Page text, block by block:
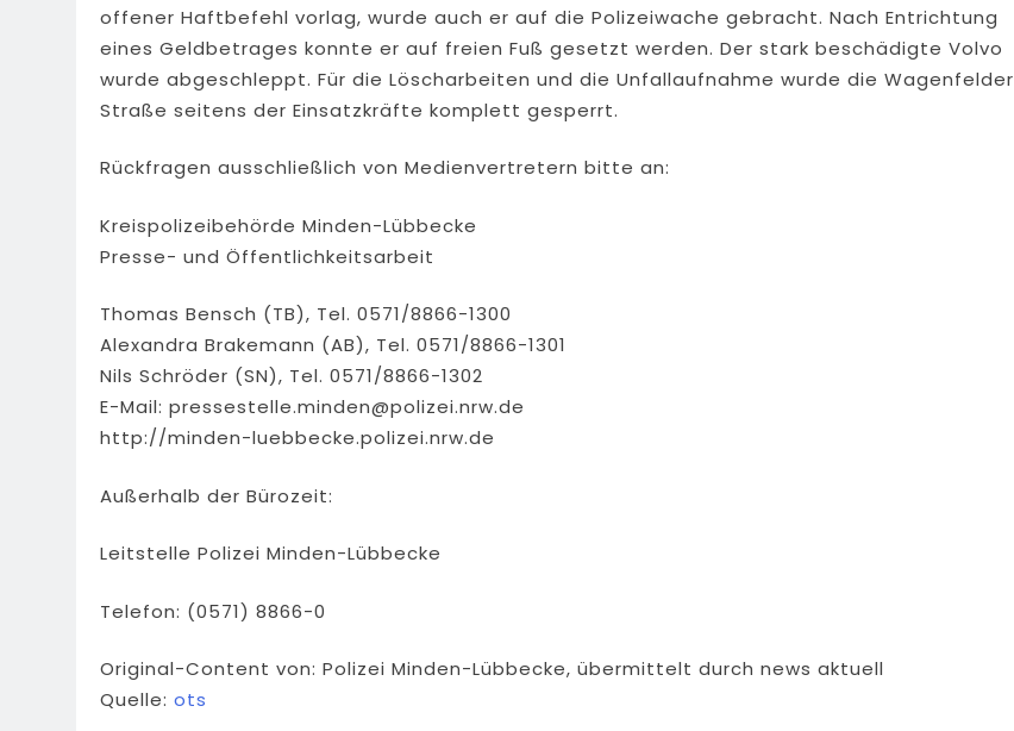
offener Haftbefehl vorlag, wurde auch er auf die Polizeiwache gebracht. Nach Entrichtung
eines Geldbetrages konnte er auf freien Fuß gesetzt werden. Der stark beschädigte Volvo
wurde abgeschleppt. Für die Löscharbeiten und die Unfallaufnahme wurde die Wagenfelder
Straße seitens der Einsatzkräfte komplett gesperrt.
Rückfragen ausschließlich von Medienvertretern bitte an:
Kreispolizeibehörde Minden-Lübbecke
Presse- und Öffentlichkeitsarbeit
Thomas Bensch (TB), Tel. 0571/8866-1300
Alexandra Brakemann (AB), Tel. 0571/8866-1301
Nils Schröder (SN), Tel. 0571/8866-1302
E-Mail: pressestelle.minden@polizei.nrw.de
http://minden-luebbecke.polizei.nrw.de
Außerhalb der Bürozeit:
Leitstelle Polizei Minden-Lübbecke
Telefon: (0571) 8866-0
Original-Content von: Polizei Minden-Lübbecke, übermittelt durch news aktuell
Quelle: ots